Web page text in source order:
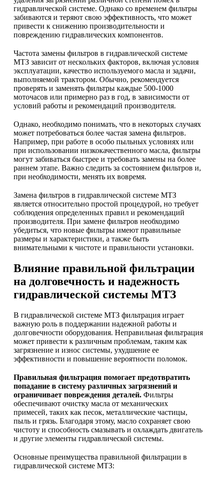
гидравлической системе. Однако со временем фильтры
забиваются и теряют свою эффективность, что может
привести к снижению производительности и
повреждению гидравлических компонентов.
Частота замены фильтров в гидравлической системе
МТЗ зависит от нескольких факторов, включая условия
эксплуатации, качество используемого масла и задачи,
выполняемой трактором. Обычно, рекомендуется
проверять и заменять фильтры каждые 500-1000
моточасов или примерно раз в год, в зависимости от
условий работы и рекомендаций производителя.
Однако, необходимо понимать, что в некоторых случаях
может потребоваться более частая замена фильтров.
Например, при работе в особо пыльных условиях или
при использовании низкокачественного масла, фильтры
могут забиваться быстрее и требовать замены на более
раннем этапе. Важно следить за состоянием фильтров и,
при необходимости, менять их вовремя.
Замена фильтров в гидравлической системе МТЗ
является относительно простой процедурой, но требует
соблюдения определенных правил и рекомендаций
производителя. При замене фильтров необходимо
убедиться, что новые фильтры имеют правильные
размеры и характеристики, а также быть
внимательными к чистоте и правильности установки.
Влияние правильной фильтрации
на долговечность и надежность
гидравлической системы МТЗ
В гидравлической системе МТЗ фильтрация играет
важную роль в поддержании надежной работы и
долговечности оборудования. Неправильная фильтрация
может привести к различным проблемам, таким как
загрязнение и износ системы, ухудшение ее
эффективности и повышение вероятности поломок.
Правильная фильтрация помогает предотвратить
попадание в систему различных загрязнений и
ограничивает повреждения деталей. Фильтры
обеспечивают очистку масла от механических
примесей, таких как песок, металлические частицы,
пыль и грязь. Благодаря этому, масло сохраняет свою
чистоту и способность смазывать и охлаждать двигатель
и другие элементы гидравлической системы.
Основные преимущества правильной фильтрации в
гидравлической системе МТЗ: